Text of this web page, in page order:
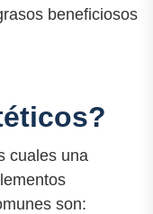
beneficiosos
cuales una
son: